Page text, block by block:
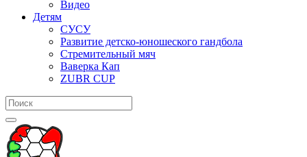
Видео
Детям
СУСУ
Развитие детско-юношеского гандбола
Стремительный мяч
Ваверка Кап
ZUBR CUP